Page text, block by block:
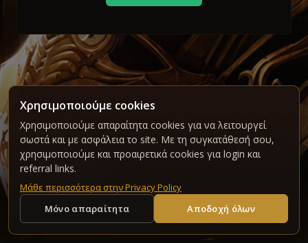
Χρησιμοποιούμε cookies
Χρησιμοποιούμε απαραίτητα cookies για να λειτουργεί
σωστά και με ασφάλεια το site. Με τη συγκατάθεσή σου,
χρησιμοποιούμε και προαιρετικά cookies για login και
referral links.
Μάθε περισσότερα στην Privacy Policy
Μόνο απαραίτητα
Αποδοχή όλων